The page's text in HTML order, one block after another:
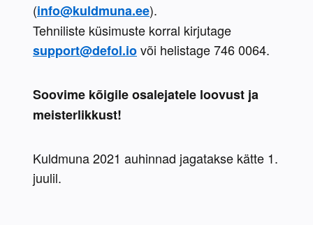
(info@kuldmuna.ee).
support@defol.io või helistage 746 0064.
Soovime kõigile osalejatele loovust ja
meisterlikkust!
Kuldmuna 2021 auhinnad jagatakse kätte 1.
juulil.